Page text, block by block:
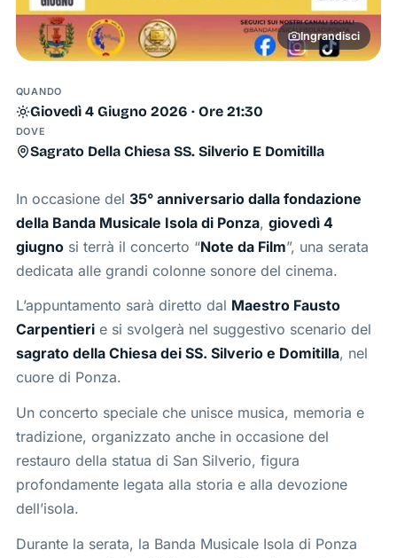
Ingrandisci
QUANDO
Giovedì 4 Giugno 2026 · Ore 21:30
DOVE
Sagrato Della Chiesa SS. Silverio E Domitilla
In occasione del 35° anniversario dalla fondazione
della Banda Musicale Isola di Ponza, giovedì 4
giugnosi terrà il concerto “Note da Film”, una serata
dedicata alle grandi colonne sonore del cinema.
L’appuntamento sarà diretto dal Maestro Fausto
Carpentierie si svolgerà nel suggestivo scenario del
sagrato della Chiesa dei SS. Silverio e Domitilla, nel
cuore di Ponza.
Un concerto speciale che unisce musica, memoria e
tradizione, organizzato anche in occasione del
restauro della statua di San Silverio, figura
profondamente legata alla storia e alla devozione
dell’isola.
Durante la serata, la Banda Musicale Isola di Ponza